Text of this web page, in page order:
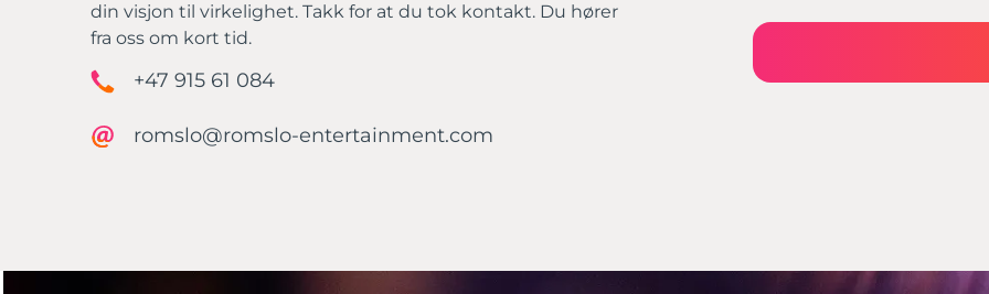
din visjon til virkelighet. Takk for at du tok kontakt. Du hører
fra oss om kort tid.
+47 915 61 084
romslo@romslo-entertainment.com